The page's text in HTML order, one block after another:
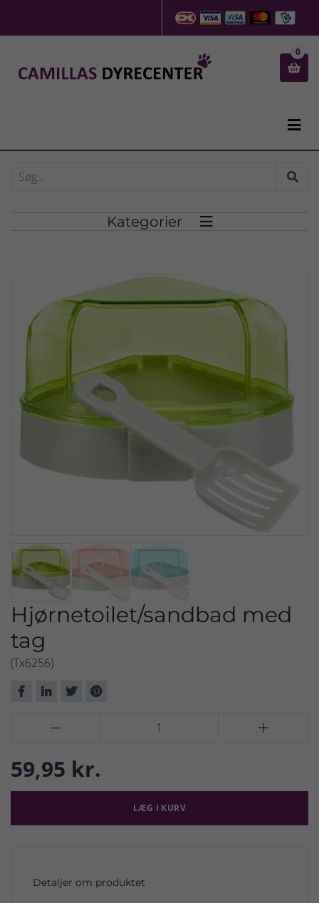

0

Kategorier 
Hjørnetoilet/sandbad med
tag
(Tx6256)
 
59,95 kr.
LÆG I KURV
Detaljer om produktet